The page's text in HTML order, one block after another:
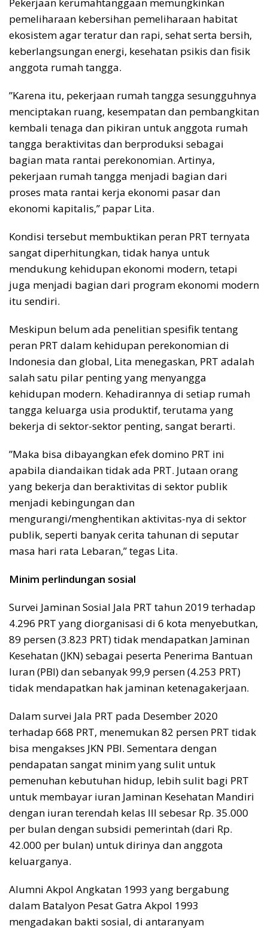
pemeliharaan kebersihan pemeliharaan habitat
ekosistem agar teratur dan rapi, sehat serta bersih,
keberlangsungan energi, kesehatan psikis dan fisik
anggota rumah tangga.
”Karena itu, pekerjaan rumah tangga sesungguhnya
menciptakan ruang, kesempatan dan pembangkitan
kembali tenaga dan pikiran untuk anggota rumah
tangga beraktivitas dan berproduksi sebagai
bagian mata rantai perekonomian. Artinya,
pekerjaan rumah tangga menjadi bagian dari
proses mata rantai kerja ekonomi pasar dan
ekonomi kapitalis,” papar Lita.
Kondisi tersebut membuktikan peran PRT ternyata
sangat diperhitungkan, tidak hanya untuk
mendukung kehidupan ekonomi modern, tetapi
juga menjadi bagian dari program ekonomi modern
itu sendiri.
Meskipun belum ada penelitian spesifik tentang
peran PRT dalam kehidupan perekonomian di
Indonesia dan global, Lita menegaskan, PRT adalah
salah satu pilar penting yang menyangga
kehidupan modern. Kehadirannya di setiap rumah
tangga keluarga usia produktif, terutama yang
bekerja di sektor-sektor penting, sangat berarti.
”Maka bisa dibayangkan efek domino PRT ini
apabila diandaikan tidak ada PRT. Jutaan orang
yang bekerja dan beraktivitas di sektor publik
menjadi kebingungan dan
mengurangi/menghentikan aktivitas-nya di sektor
publik, seperti banyak cerita tahunan di seputar
masa hari rata Lebaran,” tegas Lita.
Minim perlindungan sosial
Survei Jaminan Sosial Jala PRT tahun 2019 terhadap
4.296 PRT yang diorganisasi di 6 kota menyebutkan,
89 persen (3.823 PRT) tidak mendapatkan Jaminan
Kesehatan (JKN) sebagai peserta Penerima Bantuan
Iuran (PBI) dan sebanyak 99,9 persen (4.253 PRT)
tidak mendapatkan hak jaminan ketenagakerjaan.
Dalam survei Jala PRT pada Desember 2020
terhadap 668 PRT, menemukan 82 persen PRT tidak
bisa mengakses JKN PBI. Sementara dengan
pendapatan sangat minim yang sulit untuk
pemenuhan kebutuhan hidup, lebih sulit bagi PRT
untuk membayar iuran Jaminan Kesehatan Mandiri
dengan iuran terendah kelas III sebesar Rp. 35.000
per bulan dengan subsidi pemerintah (dari Rp.
42.000 per bulan) untuk dirinya dan anggota
keluarganya.
Alumni Akpol Angkatan 1993 yang bergabung
dalam Batalyon Pesat Gatra Akpol 1993
mengadakan bakti sosial, di antaranyam